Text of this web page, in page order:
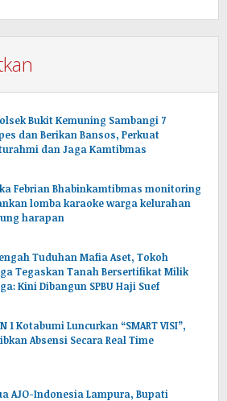
Bukit Kemuning Sambangi 7
dan Berikan Bansos, Perkuat
dan Jaga Kamtibmas
Febrian Bhabinkamtibmas monitoring
lomba karaoke warga kelurahan
harapan
Tuduhan Mafia Aset, Tokoh
Tegaskan Tanah Bersertifikat Milik
Kini Dibangun SPBU Haji Suef
1 Kotabumi Luncurkan “SMART VISI”,
Absensi Secara Real Time
AJO-Indonesia Lampura, Bupati